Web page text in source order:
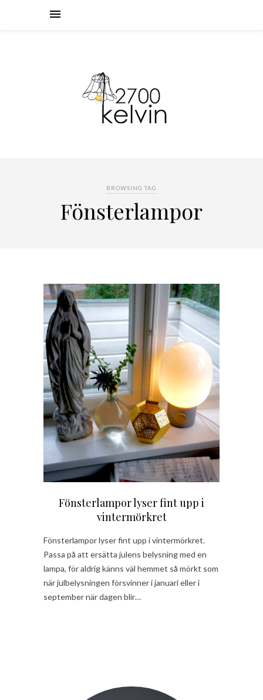
BROWSING TAG
Fönsterlampor
Fönsterlampor lyser fint upp i
vintermörkret
Fönsterlampor lyser fint upp i vintermörkret.
Passa på att ersätta julens belysning med en
lampa, för aldrig känns väl hemmet så mörkt som
när julbelysningen försvinner i januari eller i
september när dagen blir…